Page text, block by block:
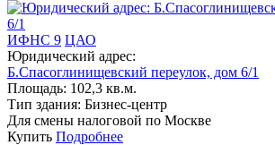
ИФНС 9 ЦАО
Юридический адрес:
Б.Спасоглинищевский переулок, дом 6/1
Площадь: 102,3 кв.м.
Тип здания: Бизнес-центр
Для смены налоговой по Москве
Купить Подробнее